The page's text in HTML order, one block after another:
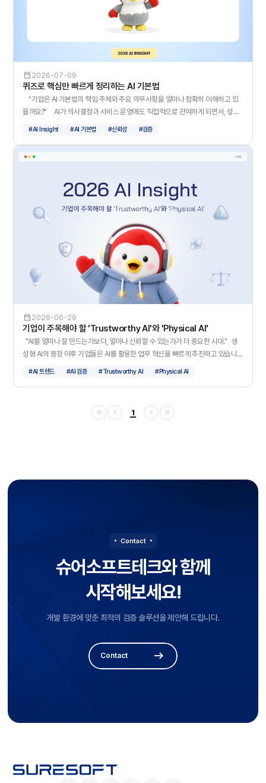
답을 확인해서 말한다기보다, 문맥상 가장 그럴듯한 문장을 만들어내는 데 가깝습
니다. 그래서 질문이 모호하거나, 근거가 부족하거나, 복잡한 추론이 필요한 경우
에는 실제와 다른 답변을 자연스럽게 생성할 수 있습니다. * AI는 때때로 모르는
것을 모른다고 말하기보다, 가장 그럴듯한 답을 만들어낼 수 있습니다. 그래서 생
성형 AI를 사용할 때는 답변이 자연스러운지보다 근거가 있는지를 확인하는 것이
중요합니다. 환각을 줄이는 방법은? LLM 환각을 줄이기 위한 방법은 크게 세
가지로 볼 수 있습니다. 어렵게 말하면 검색 강화, 추론 구조화, 출력 검증입니다.
1. 자료를 보고 답하게 하기 첫 번째 방법은 AI가 혼자 기억에 의존해 답하지 않
도록, 외부 문서나 데이터를 먼저 참고하게 하는 것입니다. 대표적인 기술이
로 답하도록 만드는 방식입니다. 예를 들어 시험을 볼 때 아무 자료 없이 푸는 것
보다, 교과를 펼쳐 놓고 푸는 것이 더 정확하겠죠. AI도 마찬가지입니다. 근거 자
료를 함께 제공하면, AI가 그럴듯한 답을 만들어낼 가능성을 줄일 수 있습니다. 다
틀린 답을 할 수 있기 때문입니다. 그래서 질문을 검색하기 좋은 형태로 바꾸는
Query Rewriting, 검색된 자료 중 더 적합한 것을 다시 고르는 Reranking 같은
기술도 함께 사용됩니다. * AI가 혼자 답하지 않도록, 관련 자료를 찾고 좋은 근거
를 골라 답하게 만드는 방식 2. 바로 답하지 말고, 단계별로 생각하게 하기 두 번
째 방법은 AI가 바로 결론을 내리지 않고, 단계적으로 생각하도록 만드는 것입니
다. 복잡한 질문일수록 바로 답하면 오류가 생기기 쉽습니다. 사람도 어려운 문
제를 풀 때는 바로 답을 쓰기보다, 조건을 정리하고, 계산하고, 중간 과정을 확인합
니다. AI도 비슷합니다. CoT, Chain-of-Thought는AI가 중간 추론 과정을 거
쳐 답에 도달하도록 유도하는 방식입니다. 이렇게 하면 AI가 논리적으로 건너뛰거
나, 잘못된 결론을 내릴 가능성을 줄이는 데 도움이 됩니다. * AI에게 바로 답을
요구하는 대신, 생각의 과정을 나누어 답하도록 만드는 방식 3. 답변의 근거를 확
인하게 하기 세 번째 방법은 AI가 답변한 뒤, 그 답변이 어떤 근거에서 나왔는지 확
인할 수 있게 만드는 것입니다. 대표적인 기술이 XAI, Explainable AI입니다.
XAI는 AI가 왜 그런 답을 했는지, 어떤 데이터나 문서를 바탕으로 답했는지 설명할
수 있도록 돕는 기술입니다. 앞으로는 단순히 "AI가 답을 잘했는가?"만 보는 것이
아니라, "AI가 어떤 근거로 그렇게 답했는가?", "그 근거를 사람이 확인할 수 있는
닙니다 생성형 AI는 앞으로 더 많은 업무와 산업 현장에 활용될 것입니다. 하지만
AI를 잘 활용하기 위해서는 단순히 빠르게 답을 얻는 것만으로는 충분하지 않습니
AI 플랫폼과 검증 체계 구축을 지속해 나가고자 합니다.
2026-07-09
퀴즈로 핵심만 빠르게 정리하는 AI 기본법
"기업은 AI 기본법의 책임 주체와 주요 의무사항을 얼마나 정확히 이해하고 있
을까요?" AI가 의사결정과 서비스 운영에도 직접적으로 관여하게 되면서, 성능
AI가 만든 결과물에는 생성 사실을 표시해야 합니다. 즉, 고지는 서비스에 AI가 활
용되었음을 알리는 것이고, 표시는 개별 결과물이 AI로 생성되었음을 구분하는 것
입니다. 정답: X 외부 API를 사용하더라도 AI 서비스를 최종 제공하는 주체가 책
임져야 합니다. 따라서 외부 솔루션을 활용했다는 이유만으로 최종 서비스 제공
자의 책임이 사라지는 것은 아닙니다. 정답: 1. 생성형 AI 2. 고영향 AI 3. 일반
이 달라지므로, 어느 유형에 해당하던지 결과 뿐만 아니라 판단한 근거와 검토 과
정도 기록으로 남겨두는 것이 중요합니다. 정답: 검증 AI를 믿고 사용하기 위
해서는 실제 환경에서의 성능을 비롯해 강건성, 위험성, 품질, 예외 상황 대응 등을
확인해야 합니다. 즉, 검증은 AI의 성능과 안전성을 객관적으로 확인하는 핵심입
닌, 기업과 이용자가 더욱 안전하게 신뢰하고 활용할 수 있는 기준을 마련한 법입
니다. 따라서 기업은 자사가 제공하는 AI의 유형과 책임 주제를 정확히 파악하고,
적용되는 고지∙표시 및 안전 관리 의무를 확인해야 합니다. 슈어소프트테크는
하고 운영할 수 있도록 AI 신뢰성 검증 기술과 서비스를 고도화해 나가겠습니다.
#AI Insight #AI 기본법 #신뢰성 #검증
2026-06-29
기업이 주목해야 할 'Trustworthy AI'와 'Physical AI'
성형 AI의 등장 이후 기업들은 AI를 활용한 업무 혁신을 빠르게 추진하고 있습니
다. Trustworthy AI는 단순히 성능이 뛰어난 AI가 아니라, 사람이 믿고 사용할 수
쟁력이 되고 있습니다. 2. Physical AI : AI가 현실 세계를 움직인다. 생성형 AI
드는 경쟁으로 빠르게 변화하고 있습니다. Trustworth AI와 Physical AI는 이러
한 변화를 대표하는 핵심 키워드이며, 앞으로 기업의 경쟁력을 결정하는 중요한
요소가 될 것입니다. 슈어소프트테크 AI Insight는 AI 기술과 산업 동향을 깊이 있
게 분석하고, 기업이 실제 현장에서 활용할 수 있는 다양한 인사이트를 지속적으
#AI 트렌드 #AI 검증 #Trustworthy AI #Physical AI
1
Contact
슈어소프트테크와 함께
시작해보세요!
개발 환경에 맞춘 최적의 검증 솔루션을 제안해 드립니다.
Contact